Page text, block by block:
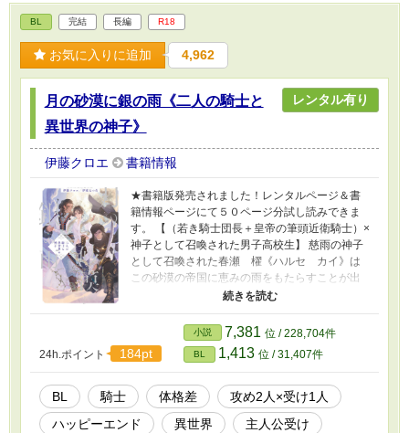
BL 完結 長編 R18
お気に入りに追加 4,962
月の砂漠に銀の雨《二人の騎士と
異世界の神子》
レンタル有り
伊藤クロエ 書籍情報
★書籍版発売されました！レンタルページ＆書
籍情報ページにて５０ページ分試し読みできま
す。 【（若き騎士団長＋皇帝の筆頭近衛騎士）×
神子として召喚された男子高校生】 慈雨の神子
として召喚された春瀬 櫂《ハルセ カイ》は
この砂漠の帝国に恵みの雨をもたらすことが出
来るらしい。 そんな事を言われてもどうすれば
えている時に二人の騎士と出会う。 いつでも真
摯にカイを守り励ましてくれるサイード。 寡黙
で少し怖いけれどなぜかひどく惹かれてしまう
ダルガート。 三人で力を合わせて砂漠に雨を降
らせるファンタジーＢＬです。 ※攻め二人は
「受けくんを幸せにしたい」同志で元々仲がい
いので、二人が争ったり仲違いすることはあり
24h.ポイント 184pt
小説 7,381 位 / 228,704件
BL 1,413 位 / 31,407件
BL 騎士 体格差
攻め2人×受け1人
ハッピーエンド
異世界
主人公受け